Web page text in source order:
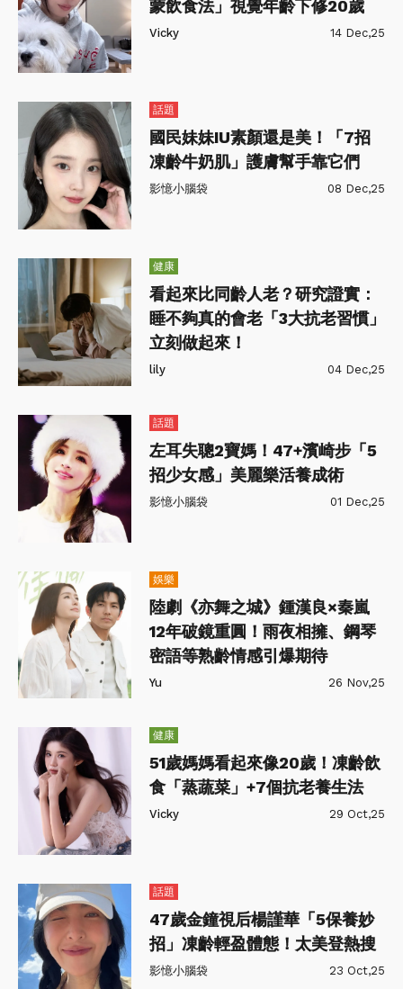
蒙飲食法」視覺年齡下修20歲
Vicky 14 Dec,25
話題
國民妹妹IU素顏還是美！「7招
凍齡牛奶肌」護膚幫手靠它們
影憶小腦袋 08 Dec,25
健康
看起來比同齡人老？研究證實：
睡不夠真的會老「3大抗老習慣」
立刻做起來！
lily 04 Dec,25
話題
左耳失聰2寶媽！47+濱崎步「5
招少女感」美麗樂活養成術
影憶小腦袋 01 Dec,25
娛樂
陸劇《亦舞之城》鍾漢良×秦嵐
12年破鏡重圓！雨夜相擁、鋼琴
密語等熟齡情感引爆期待
Yu 26 Nov,25
健康
51歲媽媽看起來像20歲！凍齡飲
食「蒸蔬菜」+7個抗老養生法
Vicky 29 Oct,25
話題
47歲金鐘視后楊謹華「5保養妙
招」凍齡輕盈體態！太美登熱搜
影憶小腦袋 23 Oct,25